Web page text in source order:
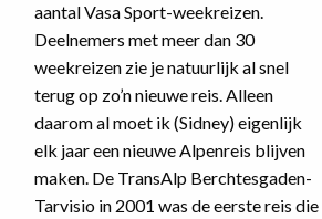
aantal Vasa Sport-weekreizen.
Deelnemers met meer dan 30
weekreizen zie je natuurlijk al snel
terug op zo’n nieuwe reis. Alleen
daarom al moet ik (Sidney) eigenlijk
elk jaar een nieuwe Alpenreis blijven
maken. De TransAlp Berchtesgaden-
Tarvisio in 2001 was de eerste reis die